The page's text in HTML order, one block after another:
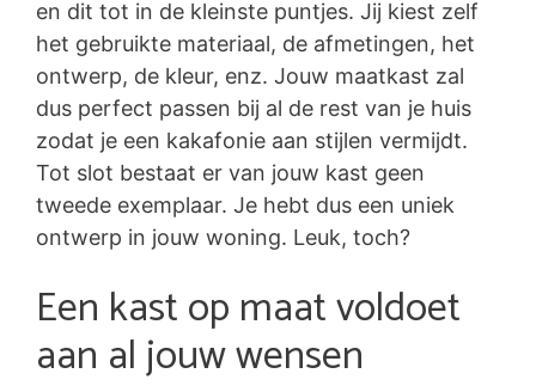
en dit tot in de kleinste puntjes. Jij kiest zelf
het gebruikte materiaal, de afmetingen, het
ontwerp, de kleur, enz. Jouw maatkast zal
dus perfect passen bij al de rest van je huis
zodat je een kakafonie aan stijlen vermijdt.
Tot slot bestaat er van jouw kast geen
tweede exemplaar. Je hebt dus een uniek
ontwerp in jouw woning. Leuk, toch?
Een kast op maat voldoet
aan al jouw wensen